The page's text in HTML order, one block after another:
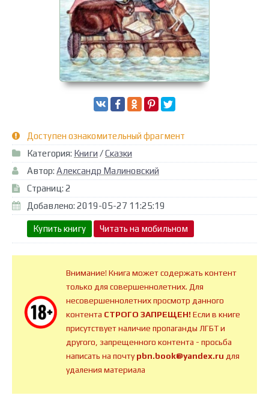
Доступен ознакомительный фрагмент
Категория: Книги /Сказки
Автор: Александр Малиновский
Страниц: 2
Добавлено: 2019-05-27 11:25:19
Купить книгу Читать на мобильном
Внимание! Книга может содержать контент
только для совершеннолетних. Для
несовершеннолетних просмотр данного
контента СТРОГО ЗАПРЕЩЕН!Если в книге
присутствует наличие пропаганды ЛГБТ и
другого, запрещенного контента - просьба
написать на почтуpbn.book@yandex.ru для
удаления материала